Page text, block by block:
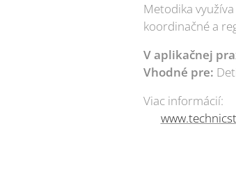
Metodika
koordinačné a
V aplikačnej
Vhodné pre:
Viac informácií: